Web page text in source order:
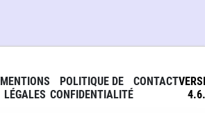
MENTIONS
LÉGALES
POLITIQUE DE
CONFIDENTIALITÉ
CONTACT